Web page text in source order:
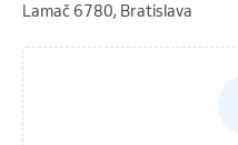
Lamač 6780, Bratislava